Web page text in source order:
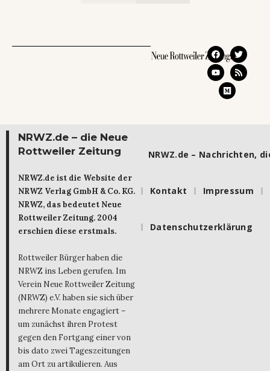
NRWZ.de – die Neue
Rottweiler Zeitung
NRWZ.de ist die Website der
NRWZ Verlag GmbH & Co. KG.
NRWZ, das bedeutet Neue
Rottweiler Zeitung. 2004
erschien diese erstmals.
Rottweiler Bürger haben die
NRWZ ins Leben gerufen. Im
Verein Neue Rottweiler Zeitung
(NRWZ) e.V. haben sie sich über
mehrere Monate engagiert –
um zunächst ihren Protest
gegen den Fortgang einer von
bis dato zwei Tageszeitungen
am Ort zu artikulieren. Aus
NRWZ.de – Nachrichten,
Kontakt Impressum
Datenschutzerklärung